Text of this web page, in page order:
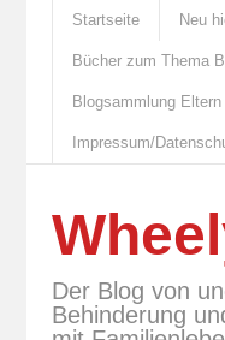
Startseite Neu
Bücher zum Thema
Blogsammlung
Impressum/
Der Blog von
Behinderung